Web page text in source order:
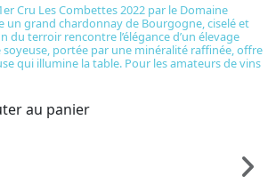
Cru Les Combettes 2022 par le Domaine
un grand chardonnay de Bourgogne, ciselé et
du terroir rencontre l’élégance d’un élevage
portée par une minéralité raffinée, offre
qui illumine la table. Pour les amateurs de vins
au panier